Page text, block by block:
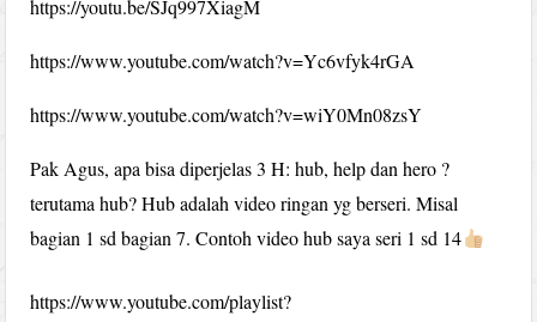
https://youtu.be/SJq997XiagM
https://www.youtube.com/watch?v=Yc6vfyk4rGA
https://www.youtube.com/watch?v=wiY0Mn08zsY
Pak Agus, apa bisa diperjelas 3 H: hub, help dan hero ?
terutama hub? Hub adalah video ringan yg berseri. Misal
bagian 1 sd bagian 7. Contoh video hub saya seri 1 sd 14
https://www.youtube.com/playlist?